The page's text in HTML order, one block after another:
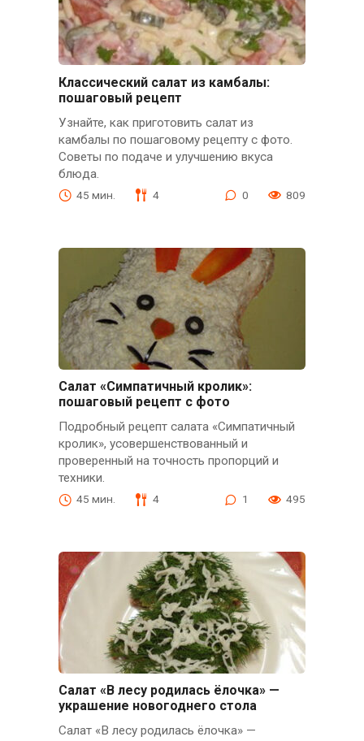
Классический салат из камбалы:
пошаговый рецепт
Узнайте, как приготовить салат из
камбалы по пошаговому рецепту с фото.
Советы по подаче и улучшению вкуса
блюда.
45 мин. 4 0 809
Салат «Симпатичный кролик»:
пошаговый рецепт с фото
Подробный рецепт салата «Симпатичный
кролик», усовершенствованный и
проверенный на точность пропорций и
техники.
45 мин. 4 1 495
Салат «В лесу родилась ёлочка» —
украшение новогоднего стола
Салат «В лесу родилась ёлочка» —